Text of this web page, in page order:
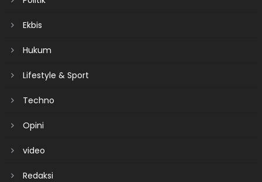
Ekbis
Hukum
Lifestyle & Sport
Techno
Opini
video
Redaksi